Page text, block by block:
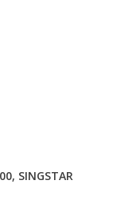
, SINGSTAR